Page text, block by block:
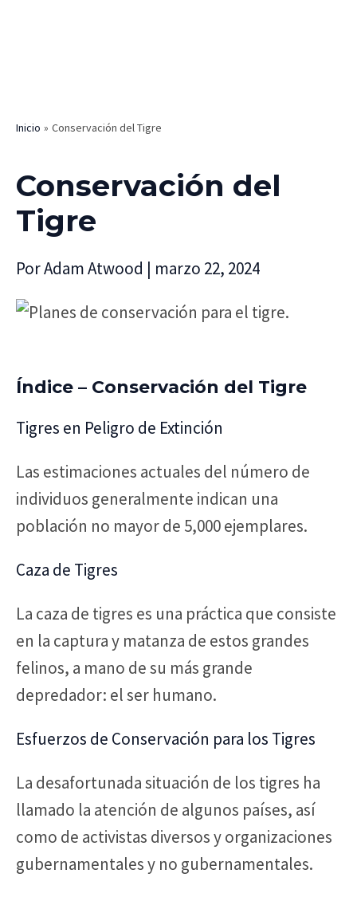
Inicio Conservación del Tigre
Conservación del
Tigre
PorAdam Atwood | marzo 22, 2024
Índice – Conservación del Tigre
Tigres en Peligro de Extinción
Las estimaciones actuales del número de
individuos generalmente indican una
población no mayor de 5,000 ejemplares.
Caza de Tigres
La caza de tigres es una práctica que consiste
en la captura y matanza de estos grandes
felinos, a mano de su más grande
depredador: el ser humano.
Esfuerzos de Conservación para los Tigres
La desafortunada situación de los tigres ha
llamado la atención de algunos países, así
como de activistas diversos y organizaciones
gubernamentales y no gubernamentales.